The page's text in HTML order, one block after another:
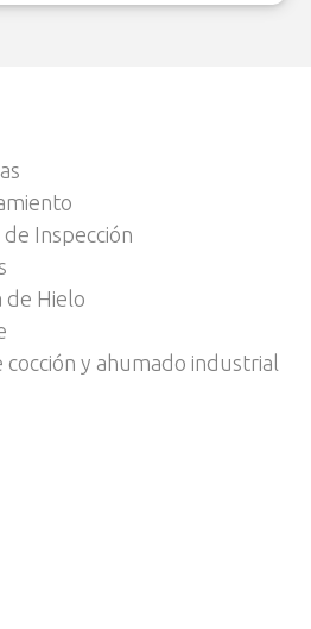
Inspección
de Hielo
y ahumado industrial